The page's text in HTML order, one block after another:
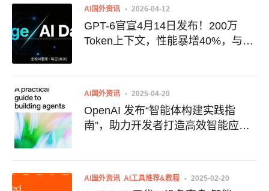
AI国外资讯 2026-04-12
GPT-6官宣4月14日发布！200万
Token上下文，性能暴增40%，与
AI国外资讯 2025-04-20
OpenAI 发布“智能体构建实践指
南”，助力开发者打造高效智能应用
AI国外资讯 AI工具推荐&教程 2025-02-20